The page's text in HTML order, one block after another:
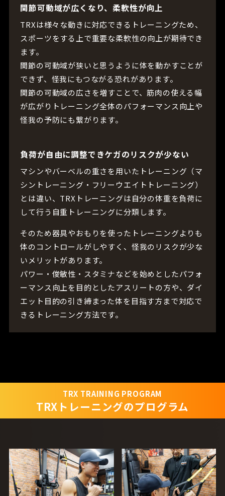
関節可動域が広くなり、柔軟性が向上
TRXは様々な動きに対応できるトレーニングため、
スポーツをする上で重要な柔軟性の向上が期待でき
ます。
関節の可動域が狭いと思うように体を動かすことが
できず、怪我にもつながる恐れがあります。
関節の可動域の広さを増すことで、筋肉の使える幅
が広がりトレーニング全体のパフォーマンス向上や
怪我の予防にも繋がります。
負荷が自由に調整できケガのリスクが少ない
マシンやバーベルの重さを用いたトレーニング（マ
シントレーニング・フリーウエイトトレーニング）
とは違い、TRXトレーニングは自分の体重を負荷に
して行う自重トレーニングに分類します。
そのため器具やおもりを使ったトレーニングよりも
体のコントロールがしやすく、怪我のリスクが少な
いメリットがあります。
パワー・俊敏性・スタミナなどを始めとしたパフォ
ーマンス向上を目的としたアスリートの方や、ダイ
エット目的の引き締まった体を目指す方まで対応で
きるトレーニング方法です。
TRX TRAINING PROGRAM
TRXトレーニングのプログラム